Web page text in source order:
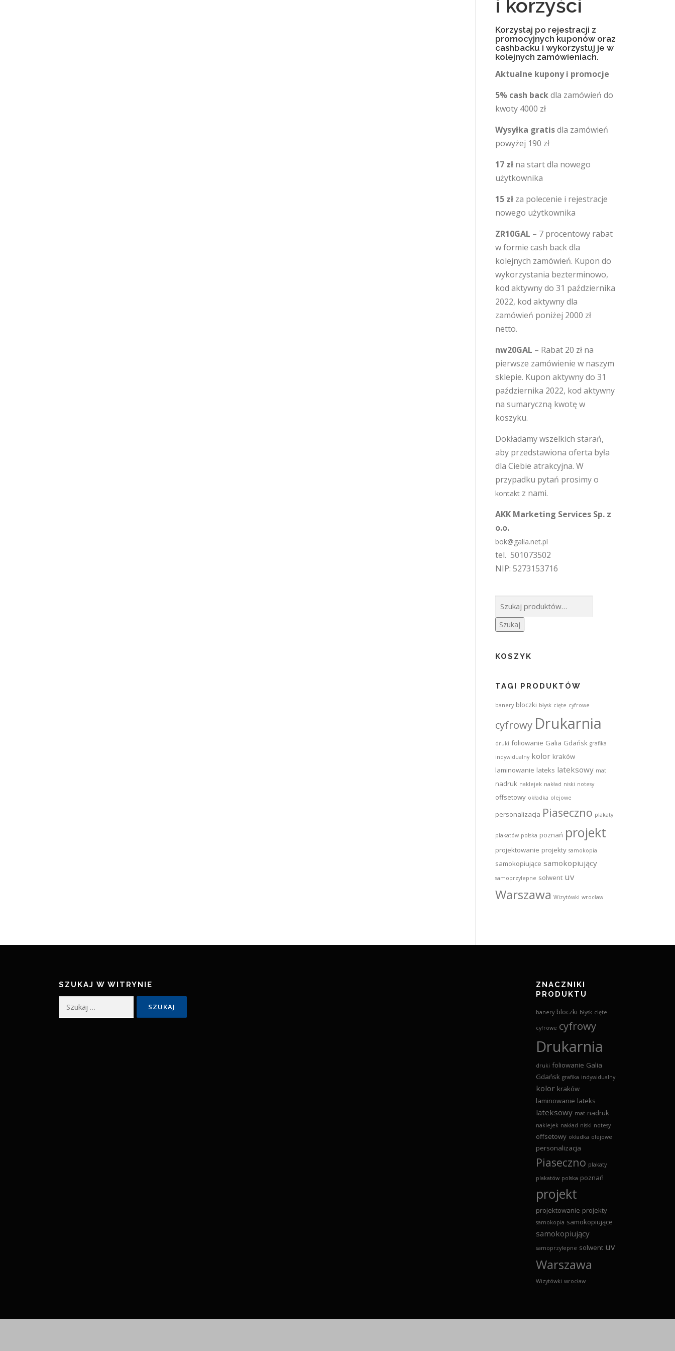
i korzyści
Korzystaj po rejestracji z
promocyjnych kuponów oraz
cashbacku i wykorzystuj je w
kolejnych zamówieniach.
Aktualne kupony i promocje
5% cash backdla zamówień do
kwoty 4000 zł
Wysyłka gratisdla zamówień
powyżej 190 zł
17 zł na start dla nowego
użytkownika
15 zł za polecenie i rejestracje
nowego użytkownika
ZR10GAL – 7 procentowy rabat
w formie cash back dla
kolejnych zamówień. Kupon do
wykorzystania bezterminowo,
kod aktywny do 31 października
2022, kod aktywny dla
zamówień poniżej 2000 zł
netto.
nw20GAL – Rabat 20 zł na
pierwsze zamówienie w naszym
sklepie. Kupon aktywny do 31
października 2022, kod aktywny
na sumaryczną kwotę w
koszyku.
Dokładamy wszelkich starań,
aby przedstawiona oferta była
dla Ciebie atrakcyjna. W
przypadku pytań prosimy o
kontakt z nami.
AKK Marketing Services Sp. z
o.o.
bok@galia.net.pl
tel. 501073502
NIP: 5273153716
Szukaj:
Szukaj
KOSZYK
TAGI PRODUKTÓW
banery bloczki błysk cięte cyfrowe
cyfrowy Drukarnia
druki foliowanie Galia Gdańsk grafika
indywidualny kolor kraków
laminowanie lateks lateksowy mat
nadruk naklejek nakład niski notesy
offsetowy okładka olejowe
personalizacja Piaseczno plakaty
plakatów polska poznań projekt
projektowanie projekty samokopia
samokopiujące samokopiujący
samoprzylepne solwent uv
Warszawa Wizytówki wrocław
SZUKAJ W WITRYNIE
ZNACZNIKI
PRODUKTU
banery bloczki błysk cięte
cyfrowe cyfrowy
Drukarnia
druki foliowanie Galia
Gdańsk grafika indywidualny
kolor kraków
laminowanie lateks
lateksowy mat nadruk
naklejek nakład niski notesy
offsetowy okładka olejowe
personalizacja
Piaseczno plakaty
plakatów polska poznań
projekt
projektowanie projekty
samokopia samokopiujące
samokopiujący
samoprzylepne solwent uv
Warszawa
Wizytówki wrocław